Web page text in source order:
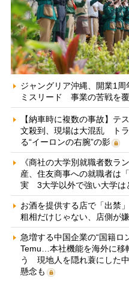
ジャングリア沖縄、開業1
ミスリード 事業の苦戦を
【納車時に複数の事故】テ
文殺到、現場は大混乱 ト
る“イーロンの右腕”の影
《商社の大学別就職者数ラ
産、住友商事への就職者は
実 3大学以外で強い大学は
お酒を提供する店で「出禁
粗相だけじゃない、店側が
急増する中国企業の“国籍ロ
Temu…本社機能を海外に移
う 現地人を隠れ蓑にした
懸念も